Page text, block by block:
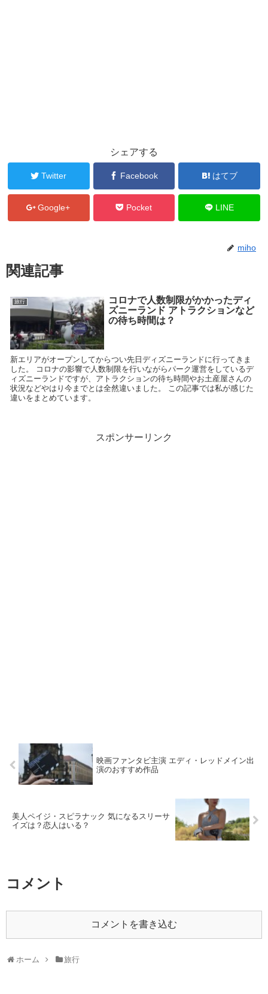
シェアする
Twitter Facebook はてブ
Google+ Pocket LINE
miho
関連記事
旅行
コロナで人数制限がかかったディ
ズニーランド アトラクションなど
の待ち時間は？
新エリアがオープンしてからつい先日ディズニーランドに行ってきま
した。 コロナの影響で人数制限を行いながらパーク運営をしているデ
ィズニーランドですが、アトラクションの待ち時間やお土産屋さんの
状況などやはり今までとは全然違いました。 この記事では私が感じた
違いをまとめています。
スポンサーリンク
映画ファンタビ主演 エディ・レッドメイン出
演のおすすめ作品
美人ペイジ・スピラナック 気になるスリーサ
イズは？恋人はいる？
コメント
コメントを書き込む
ホーム 旅行